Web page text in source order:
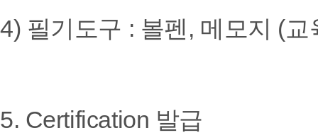
4) 필기도구 : 볼펜, 메모지 (
5. Certification 발급